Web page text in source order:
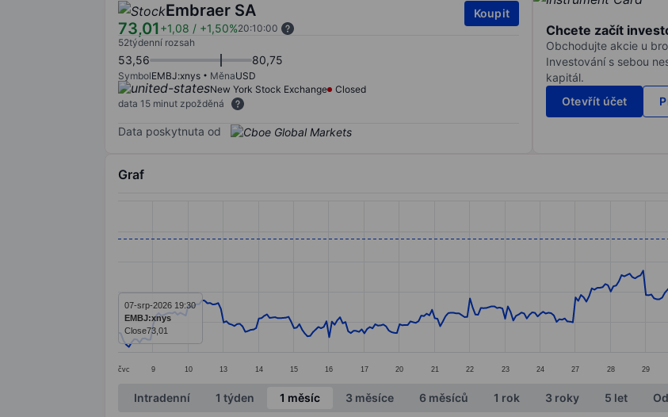
Embraer SA
73,01+1,08 / +1,50%20:10:00
Koupit
52týdenní rozsah
53,56 80,75
SymbolEMBJ:xnys MěnaUSD
New York Stock Exchange
Closed
data 15 minut zpožděná
Data poskytnuta od
Chcete začít
Obchodujte akcie u
Investování s sebou
kapitál.
Otevřít účet
Graf
Line chart with 299 data points.
čvc 9 10 13 14 15 16 17 20 21 22 23 24 27 28 29
07-srp-2026 19:30
EMBJ:xnys
Close73,01
End of interactive chart.
Intradenní 1 týden 1 měsíc 3 měsíce 6 měsíců 1 rok 3 roky 5 let